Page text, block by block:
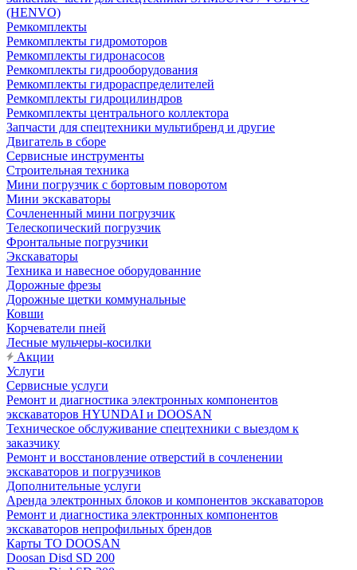
(HENVO)
Ремкомплекты
Ремкомплекты гидромоторов
Ремкомплекты гидронасосов
Ремкомплекты гидрооборудования
Ремкомплекты гидрораспределителей
Ремкомплекты гидроцилиндров
Ремкомплекты центрального коллектора
Запчасти для спецтехники мультибренд и другие
Двигатель в сборе
Сервисные инструменты
Строительная техника
Мини погрузчик с бортовым поворотом
Мини экскаваторы
Сочлененный мини погрузчик
Телескопический погрузчик
Фронтальные погрузчики
Экскаваторы
Техника и навесное оборудованние
Дорожные фрезы
Дорожные щетки коммунальные
Ковши
Корчеватели пней
Лесные мульчеры-косилки
Акции
Услуги
Сервисные услуги
Ремонт и диагностика электронных компонентов
экскаваторов HYUNDAI и DOOSAN
Техническое обслуживание спецтехники с выездом к
заказчику
Ремонт и восстановление отверстий в сочленении
экскаваторов и погрузчиков
Дополнительные услуги
Аренда электронных блоков и компонентов экскаваторов
Ремонт и диагностика электронных компонентов
экскаваторов непрофильных брендов
Карты ТО DOOSAN
Doosan Disd SD 200